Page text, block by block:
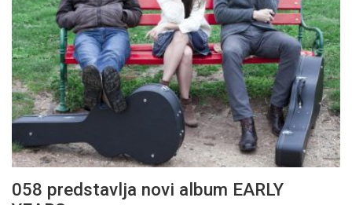
058 predstavlja novi album EARLY